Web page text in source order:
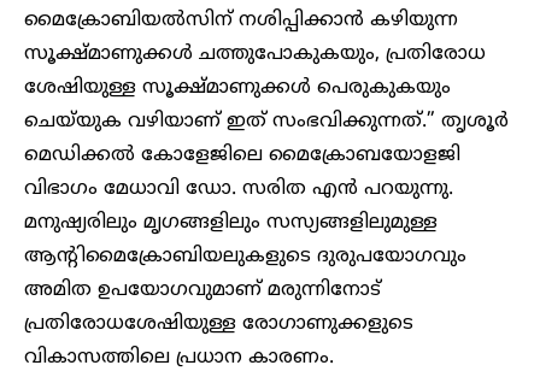
മൈക്രോബിയൽസിന് നശിപ്പിക്കാൻ കഴിയുന്ന
സൂക്ഷ്മാണുക്കൾ ചത്തുപോകുകയും, പ്രതിരോധ
ശേഷിയുള്ള സൂക്ഷ്മാണുക്കൾ പെരുകുകയും
ചെയ്‌യുക വഴിയാണ് ഇത് സംഭവിക്കുന്നത്.” തൃശൂർ
മെഡിക്കൽ കോളേജിലെ മൈക്രോബയോളജി
വിഭാഗം മേധാവി ഡോ. സരിത എൻ പറയുന്നു.
മനുഷ്യരിലും മൃഗങ്ങളിലും സസ്യങ്ങളിലുമുള്ള
ആന്റിമൈക്രോബിയലുകളുടെ ദുരുപയോഗവും
അമിത ഉപയോഗവുമാണ് മരുന്നിനോട്
പ്രതിരോധശേഷിയുള്ള രോഗാണുക്കളുടെ
വികാസത്തിലെ പ്രധാന കാരണം.